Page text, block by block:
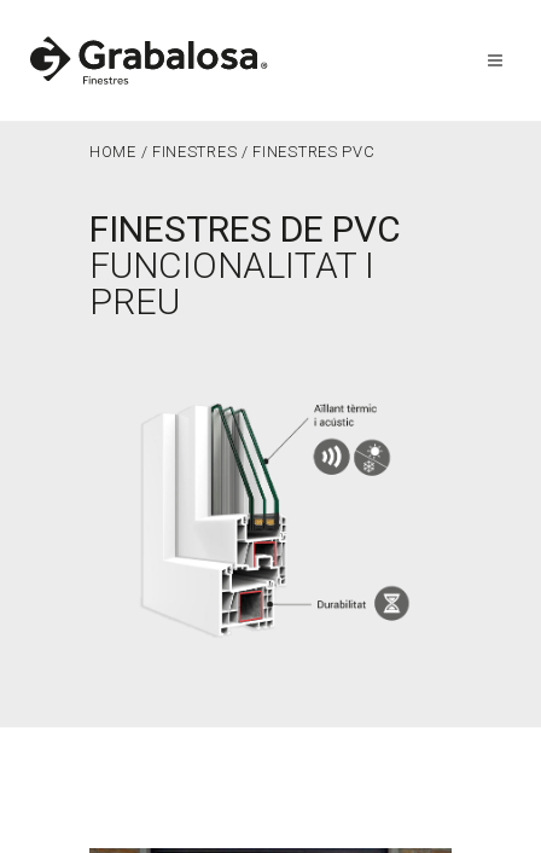
HOME / FINESTRES / FINESTRES PVC
FINESTRES DE PVC
FUNCIONALITAT I
PREU